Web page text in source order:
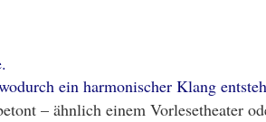
ein harmonischer Klang
– ähnlich einem Vorlesetheater